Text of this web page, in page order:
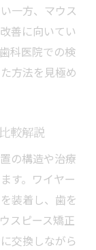
生活の変化
メリットと
ント
ルールを
確認ポイン
解約条件
対策
一方、マウス
善に向いてい
科医院での検
方法を見極め
較解説
の構造や治療
す。ワイヤー
装着し、歯を
スピース矯正
交換しながら